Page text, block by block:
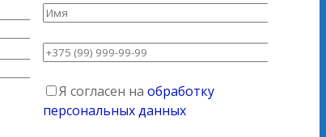
Я согласен на обработку
персональных данных